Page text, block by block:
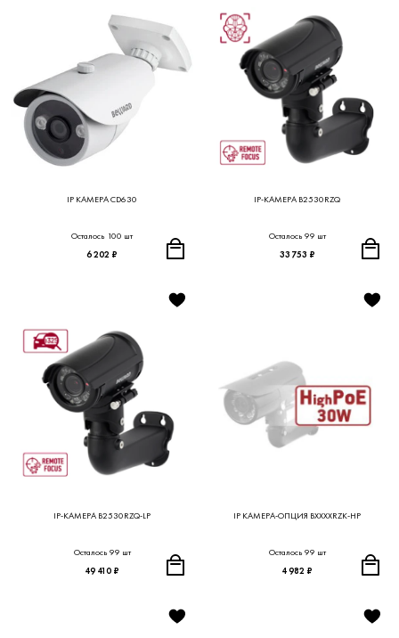
IP КАМЕРА CD630
Осталось 100 шт
6 202 ₽
IP-КАМЕРА B2530RZQ
Осталось 99 шт
33 753 ₽
IP-КАМЕРА B2530RZQ-LP
Осталось 99 шт
49 410 ₽
IP КАМЕРА-ОПЦИЯ BXXXXRZK-HP
Осталось 99 шт
4 982 ₽